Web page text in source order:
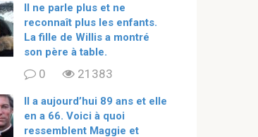
Il ne parle plus et ne
reconnaît plus les enfants.
La fille de Willis a montré
son père à table.
0 21383
ll a aujourd’hui 89 ans et elle
en a 66. Voici à quoi
ressemblent Maggie et